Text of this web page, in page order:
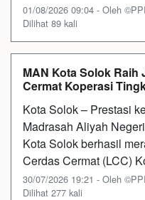
01/08/2026 09:04 - Oleh
Dilihat 89 kali
MAN Kota Solok Raih
Cermat Koperasi
Kota Solok – Prestasi
Madrasah Aliyah
Kota Solok berhasil
Cerdas Cermat (LCC)
30/07/2026 19:21 - Oleh
Dilihat 277 kali